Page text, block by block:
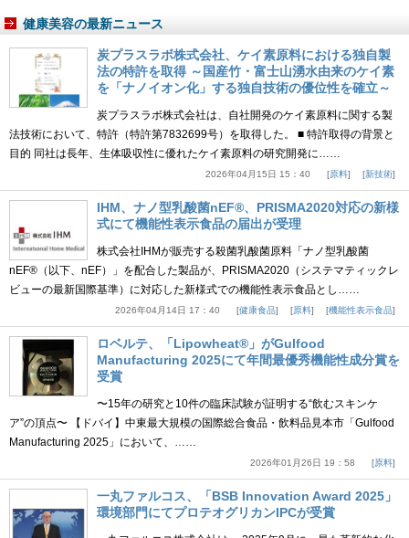
健康美容の最新ニュース
炭プラスラボ株式会社、ケイ素原料における独自製
法の特許を取得 ～国産竹・富士山湧水由来のケイ素
を「ナノイオン化」する独自技術の優位性を確立～
炭プラスラボ株式会社は、自社開発のケイ素原料に関する製
法技術において、特許（特許第7832699号）を取得した。 ■ 特許取得の背景と
目的 同社は長年、生体吸収性に優れたケイ素原料の研究開発に……
2026年04月15日 15：40 原料 新技術
IHM、ナノ型乳酸菌nEF®、PRISMA2020対応の新様
式にて機能性表示食品の届出が受理
株式会社IHMが販売する殺菌乳酸菌原料「ナノ型乳酸菌
nEF®（以下、nEF）」を配合した製品が、PRISMA2020（システマティックレ
ビューの最新国際基準）に対応した新様式での機能性表示食品とし……
2026年04月14日 17：40 健康食品 原料 機能性表示食品
ロベルテ、「Lipowheat®」がGulfood
Manufacturing 2025にて年間最優秀機能性成分賞を
受賞
〜15年の研究と10件の臨床試験が証明する“飲むスキンケ
ア”の頂点〜 【ドバイ】中東最大規模の国際総合食品・飲料品見本市「Gulfood
Manufacturing 2025」において、……
2026年01月26日 19：58 原料
一丸ファルコス、「BSB Innovation Award 2025」
環境部門にてプロテオグリカンIPCが受賞